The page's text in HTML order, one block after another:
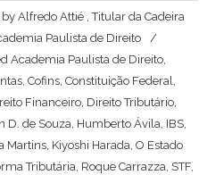
by Alfredo Attié , Titular da Cadeira
Paulista de Direito
Academia Paulista de Direito,
, Cofins, Constituição Federal,
Financeiro, Direito Tributário,
D. de Souza, Humberto Ávila, IBS,
Martins, Kiyoshi Harada, O Estado
Tributária, Roque Carrazza, STF,